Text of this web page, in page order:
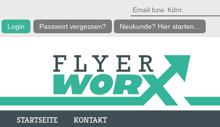
Passwort vergessen? Neukunde? Hier starten...
STARTSEITE KONTAKT